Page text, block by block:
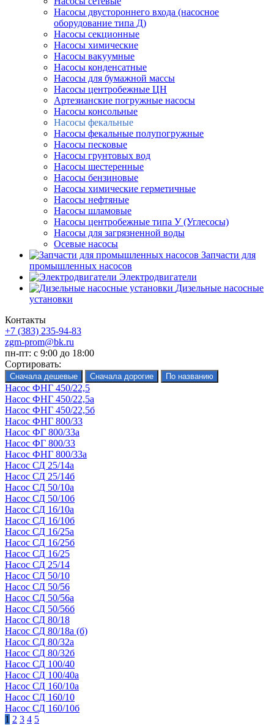
Насосы двустороннего входа (насосное
оборудование типа Д)
Насосы секционные
Насосы химические
Насосы вакуумные
Насосы конденсатные
Насосы для бумажной массы
Насосы центробежные ЦН
Артезианские погружные насосы
Насосы консольные
Насосы фекальные
Насосы фекальные полупогружные
Насосы песковые
Насосы грунтовых вод
Насосы шестеренные
Насосы бензиновые
Насосы химические герметичные
Насосы нефтяные
Насосы шламовые
Насосы центробежные типа У (Углесосы)
Насосы для загрязненной воды
Осевые насосы
Запчасти для
промышленных насосов
Электродвигатели
Дизельные насосные
установки
Контакты
+7 (383) 235-94-83
zgm-prom@bk.ru
пн-пт: с 9:00 до 18:00
Сортировать:
Насос ФНГ 450/22,5
Насос ФНГ 450/22,5а
Насос ФНГ 450/22,5б
Насос ФНГ 800/33
Насос ФГ 800/33а
Насос ФГ 800/33
Насос ФНГ 800/33а
Насос СД 25/14а
Насос СД 25/14б
Насос СД 50/10а
Насос СД 50/10б
Насос СД 16/10а
Насос СД 16/10б
Насос СД 16/25а
Насос СД 16/25б
Насос СД 16/25
Насос СД 25/14
Насос СД 50/10
Насос СД 50/56
Насос СД 50/56а
Насос СД 50/56б
Насос СД 80/18
Насос СД 80/18а (б)
Насос СД 80/32а
Насос СД 80/32б
Насос СД 100/40
Насос СД 100/40а
Насос СД 160/10а
Насос СД 160/10
Насос СД 160/10б
1 2 3 4 5